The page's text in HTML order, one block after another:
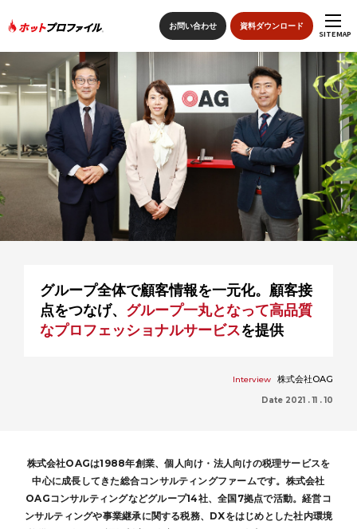
お問い合わせ 資料ダウンロード
SITEMAP
sitemap
トップページ
特長
ホットプロファイルの機能
導入の流れ
導入事例
価格
営業支援コラム
グループ全体で顧客情報を一元化。顧客接
点をつなげ、 グループ一丸となって高品質
なプロフェッショナルサービスを提供
Interview 株式会社OAG
Date 2021 . 11 . 10
株式会社OAGは1988年創業、個人向け・法人向けの税理サービスを
中心に成長してきた総合コンサルティングファームです。株式会社
OAGコンサルティングなどグループ14社、全国7拠点で活動。経営コ
ンサルティングや事業継承に関する税務、DXをはじめとした社内環境